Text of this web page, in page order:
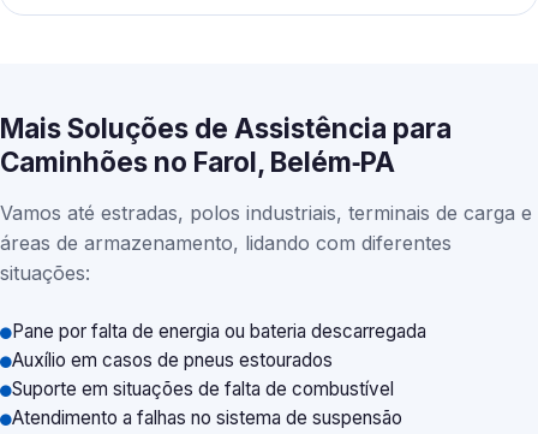
Mais Soluções de Assistência para
Caminhões no Farol, Belém‑PA
Vamos até estradas, polos industriais, terminais de carga e
áreas de armazenamento, lidando com diferentes
situações:
Pane por falta de energia ou bateria descarregada
Auxílio em casos de pneus estourados
Suporte em situações de falta de combustível
Atendimento a falhas no sistema de suspensão